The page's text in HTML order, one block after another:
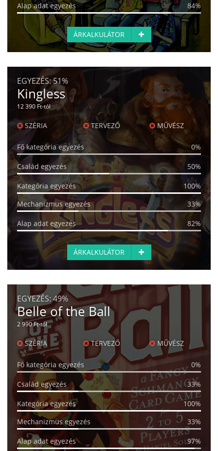
Alap adat egyezés 84%
ÁRKALKULÁTOR
EGYEZÉS:51%
Kingless
12 390 Ft-tól
SZÉRIA TERVEZŐ MŰVÉSZ
Fő kategória egyezés 0%
Család egyezés 50%
Kategória egyezés
100%
Mechanizmus egyezés
33%
Alap adat egyezés 82%
ÁRKALKULÁTOR
EGYEZÉS:49%
Belle of the Ball
2 990 Ft-tól
SZÉRIA TERVEZŐ MŰVÉSZ
Fő kategória egyezés 0%
Család egyezés 33%
Kategória egyezés
100%
Mechanizmus egyezés
33%
Alap adat egyezés 97%